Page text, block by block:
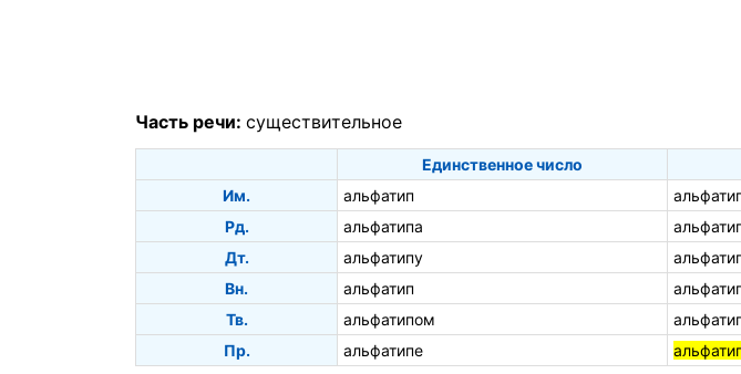
Часть речи: существительное
Единственное число
Им.
альфатип
Рд.
альфатипа
Дт.
альфатипу
Вн.
альфатип
Тв.
альфатипом
Пр.
альфатипе